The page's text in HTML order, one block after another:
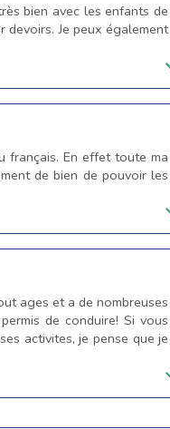
bien avec les enfants de
devoirs. Je peux également
français. En effet toute ma
de bien de pouvoir les
ages et a de nombreuses
de conduire! Si vous
activites, je pense que je